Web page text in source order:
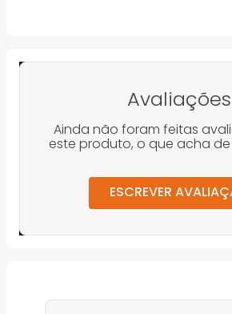
Avaliações
Ainda não foram feitas
este produto, o que acha de
ESCREVER